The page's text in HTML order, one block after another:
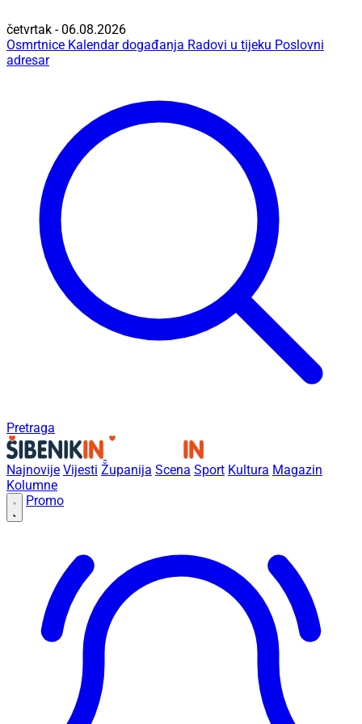
četvrtak - 06.08.2026
Osmrtnice Kalendar događanja Radovi u tijeku Poslovni
adresar
Pretraga
Najnovije Vijesti Županija Scena Sport Kultura Magazin
Kolumne
Promo